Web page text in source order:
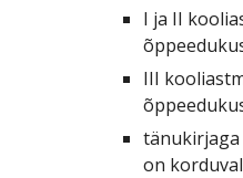
I ja II
III
on